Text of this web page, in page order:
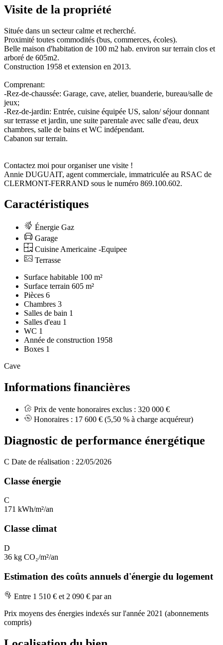
Visite de la propriété
Située dans un secteur calme et recherché.
Proximité toutes commodités (bus, commerces, écoles).
Belle maison d'habitation de 100 m2 hab. environ sur terrain clos et
arboré de 605m2.
Construction 1958 et extension en 2013.
Comprenant:
-Rez-de-chaussée: Garage, cave, atelier, buanderie, bureau/salle de
jeux;
-Rez-de-jardin: Entrée, cuisine équipée US, salon/ séjour donnant
sur terrasse et jardin, une suite parentale avec salle d'eau, deux
chambres, salle de bains et WC indépendant.
Cabanon sur terrain.
Contactez moi pour organiser une visite !
Annie DUGUAIT, agent commerciale, immatriculée au RSAC de
CLERMONT-FERRAND sous le numéro 869.100.602.
Caractéristiques
Énergie Gaz
Garage
Cuisine Americaine -Equipee
Terrasse
Surface habitable 100 m²
Surface terrain 605 m²
Pièces 6
Chambres 3
Salles de bain 1
Salles d'eau 1
WC 1
Année de construction 1958
Boxes 1
Cave
Informations financières
Prix de vente honoraires exclus : 320 000 €
Honoraires : 17 600 € (5,50 % à charge acquéreur)
Diagnostic de performance énergétique
C Date de réalisation : 22/05/2026
Classe énergie
C
171 kWh/m²/an
Classe climat
D
36 kg CO₂/m²/an
Estimation des coûts annuels d'énergie du logement
Entre 1 510 € et 2 090 € par an
Prix moyens des énergies indexés sur l'année 2021 (abonnements
compris)